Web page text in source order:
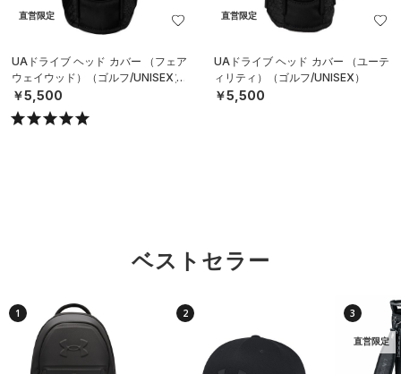
直営限定
UAドライブ ヘッド カバー （フェア
ウェイウッド）（ゴルフ/UNISEX）
￥5,500
直営限定
UAドライブ ヘッド カバー （ユーテ
ィリティ）（ゴルフ/UNISEX）
￥5,500
ベストセラー
1 2 3
直営限定